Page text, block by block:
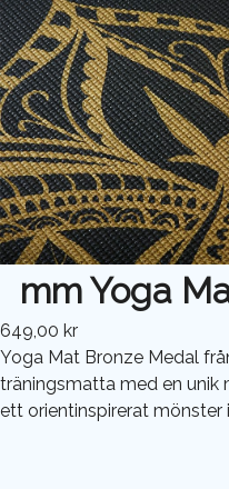
mm Yoga
649,00 kr
Yoga Mat Bronze Medal
träningsmatta med en unik
ett orientinspirerat mönster